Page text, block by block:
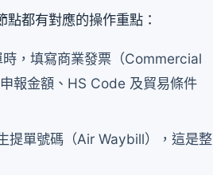
都有對應的操作重點：
，填寫商業發票（Commercial
報金額、HS Code 及貿易條件
提單號碼（Air Waybill），這是整